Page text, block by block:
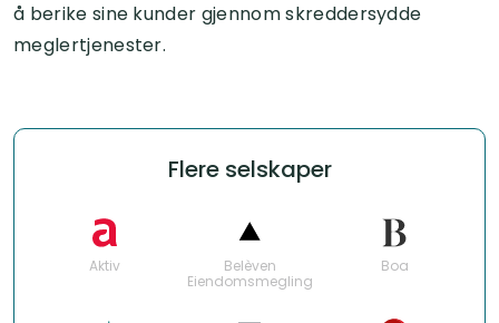
å berike sine kunder gjennom skreddersydde
meglertjenester.
Flere selskaper
Aktiv
Belèven
Eiendomsmegling
Boa